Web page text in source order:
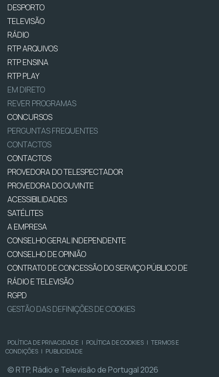
DESPORTO
TELEVISÃO
RÁDIO
RTP ARQUIVOS
RTP ENSINA
RTP PLAY
EM DIRETO
REVER PROGRAMAS
CONCURSOS
PERGUNTAS FREQUENTES
CONTACTOS
CONTACTOS
PROVEDORA DO TELESPECTADOR
PROVEDORA DO OUVINTE
ACESSIBILIDADES
SATÉLITES
A EMPRESA
CONSELHO GERAL INDEPENDENTE
CONSELHO DE OPINIÃO
CONTRATO DE CONCESSÃO DO SERVIÇO PÚBLICO DE
RÁDIO E TELEVISÃO
RGPD
GESTÃO DAS DEFINIÇÕES DE COOKIES
POLÍTICA DE PRIVACIDADE | POLÍTICA DE COOKIES | TERMOS E
CONDIÇÕES | PUBLICIDADE
© RTP, Rádio e Televisão de Portugal 2026